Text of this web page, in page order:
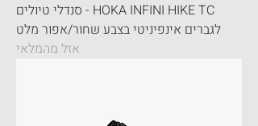
HOKA INFINI HIKE TC - סנדלי טיולים
לגברים אינפיניטי בצבע שחור/אפור מלט
אזל מהמלאי